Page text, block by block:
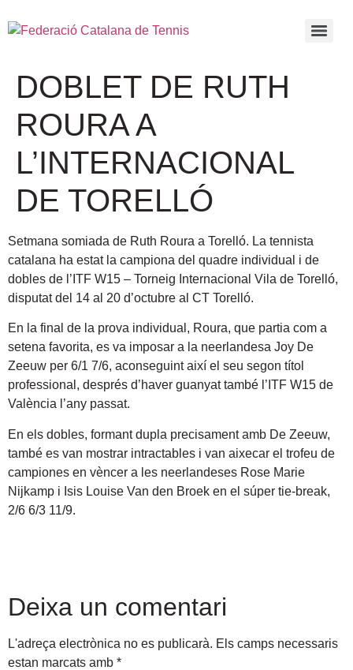
DOBLET DE RUTH
ROURA A
L’INTERNACIONAL
DE TORELLÓ
Setmana somiada de Ruth Roura a Torelló. La tennista
catalana ha estat la campiona del quadre individual i de
dobles de l’ITF W15 – Torneig Internacional Vila de Torelló,
disputat del 14 al 20 d’octubre al CT Torelló.
En la final de la prova individual, Roura, que partia com a
setena favorita, es va imposar a la neerlandesa Joy De
Zeeuw per 6/1 7/6, aconseguint així el seu segon títol
professional, després d’haver guanyat també l’ITF W15 de
València l’any passat.
En els dobles, formant dupla precisament amb De Zeeuw,
també es van mostrar intractables i van aixecar el trofeu de
campiones en vèncer a les neerlandeses Rose Marie
Nijkamp i Isis Louise Van den Broek en el súper tie-break,
2/6 6/3 11/9.
Deixa un comentari
L'adreça electrònica no es publicarà. Els camps necessaris
estan marcats amb *